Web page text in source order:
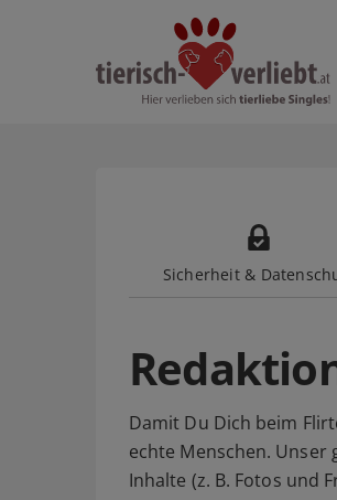
Sicherheit &
Damit Du Dich beim
echte Menschen.
Inhalte (z. B. Fotos und